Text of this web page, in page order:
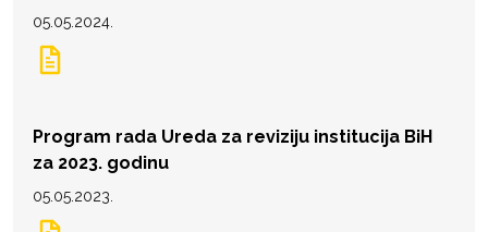
05.05.2024.
Program rada Ureda za reviziju institucija BiH
za 2023. godinu
05.05.2023.